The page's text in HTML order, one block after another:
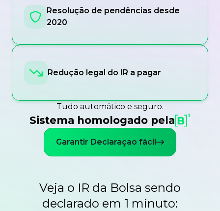
Resolução de pendências desde
2020
Redução legal do IR a pagar
Tudo automático e seguro.
Sistema homologado pela
Garantir Declaração fácil
Veja o IR da Bolsa sendo
declarado em 1 minuto: